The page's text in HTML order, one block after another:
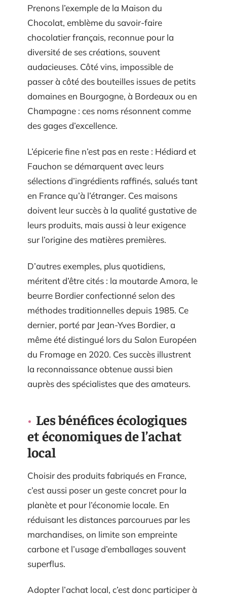
Prenons l’exemple de la Maison du
Chocolat, emblème du savoir-faire
chocolatier français, reconnue pour la
diversité de ses créations, souvent
audacieuses. Côté vins, impossible de
passer à côté des bouteilles issues de petits
domaines en Bourgogne, à Bordeaux ou en
Champagne : ces noms résonnent comme
des gages d’excellence.
L’épicerie fine n’est pas en reste : Hédiard et
Fauchon se démarquent avec leurs
sélections d’ingrédients raffinés, salués tant
en France qu’à l’étranger. Ces maisons
doivent leur succès à la qualité gustative de
leurs produits, mais aussi à leur exigence
sur l’origine des matières premières.
D’autres exemples, plus quotidiens,
méritent d’être cités : la moutarde Amora, le
beurre Bordier confectionné selon des
méthodes traditionnelles depuis 1985. Ce
dernier, porté par Jean-Yves Bordier, a
même été distingué lors du Salon Européen
du Fromage en 2020. Ces succès illustrent
la reconnaissance obtenue aussi bien
auprès des spécialistes que des amateurs.
Les bénéfices écologiques
et économiques de l’achat
local
Choisir des produits fabriqués en France,
c’est aussi poser un geste concret pour la
planète et pour l’économie locale. En
réduisant les distances parcourues par les
marchandises, on limite son empreinte
carbone et l’usage d’emballages souvent
superflus.
Adopter l’achat local, c’est donc participer à